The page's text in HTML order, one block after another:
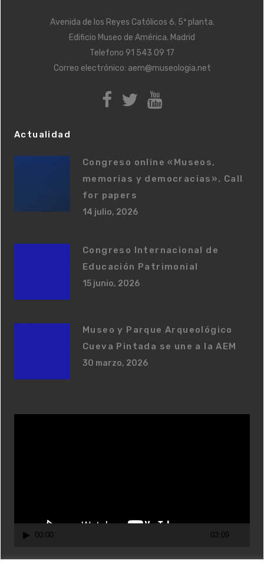
Avenida de los Reyes Católicos 6. 5ª planta.
Edificio Museo de América. Madrid
Telefono 91 543 09 17
Correo electrónico: aem@museologia.net
Actualidad
Congreso online «Museos,
memorias y democracias». Call
for papers
14 julio, 2026
Congreso Internacional de
Educación Patrimonial
15 junio, 2026
Museo y Parque Arqueológico
Cueva Pintada se une a la AEM
30 marzo, 2026
o
00:00 03:09